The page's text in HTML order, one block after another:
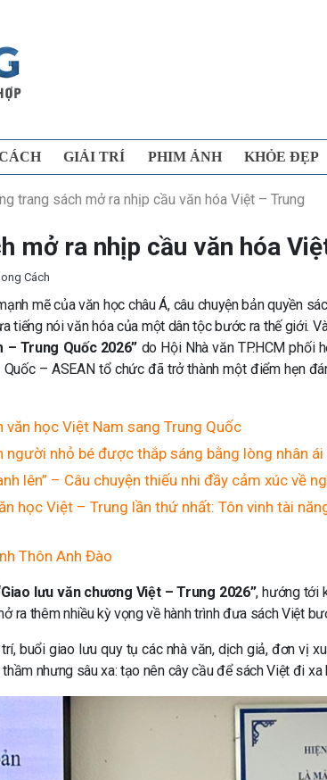
GIẢI TRÍ PHIM ẢNH KHỎE ĐẸP
trang sách mở ra nhịp cầu văn hóa Việt – Trung
mở ra nhịp cầu văn hóa
Cách
mẽ của văn học châu Á, câu chuyện bản quyền
tiếng nói văn hóa của một dân tộc bước ra thế giới.
– Trung Quốc 2026” do Hội Nhà văn TP.HCM phối
– ASEAN tổ chức đã trở thành một điểm hẹn
văn học Việt Nam sang Trung Quốc
người nhỏ bé được thắp sáng bằng lòng nhân ái
lên” – Câu chuyện thiếu nhi đầy cảm xúc về
học Việt – Trung lần thứ nhất: Tôn vinh tài
Thôn Anh Đào
lưu văn chương Việt – Trung 2026”, hướng tới
ra thêm nhiều kỳ vọng về hành trình đưa sách Việt
buổi giao lưu quy tụ các nhà văn, dịch giả, đơn vị
nhưng sâu xa: tạo nên cây cầu để sách Việt đi